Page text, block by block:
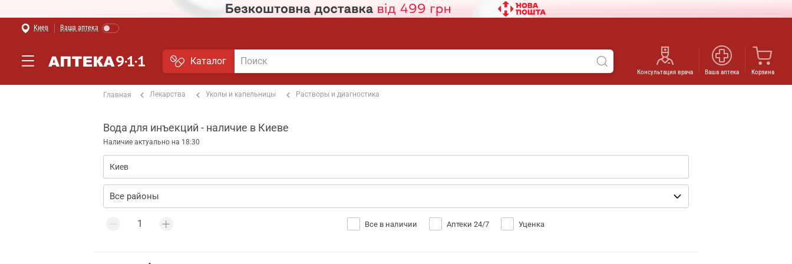
Киев Ваша аптека
Каталог
Консультация врача Ваша аптека Корзина
Главная Лекарства Уколы и капельницы Растворы и диагностика
Вода для инъекций - наличие в Киеве
Наличие актуально на 18:30
Все в наличии Аптеки 24/7 Уценка